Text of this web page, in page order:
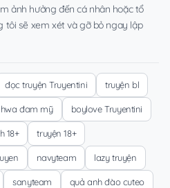
ảnh hưởng đến cá nhân hoặc tổ
tôi sẽ xem xét và gỡ bỏ ngay lập
đọc truyện Truyentini truyện bl
đam mỹ boylove Truyentini
18+ truyện 18+
navyteam lazy truyện
sanyteam quả anh đào cuteo